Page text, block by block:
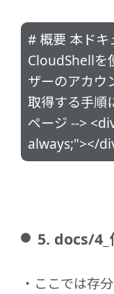
# 概要 本ド
CloudShellを
ザーのアカウ
取得する手順
ページ -->
always;"></
5. docs/
ここでは存